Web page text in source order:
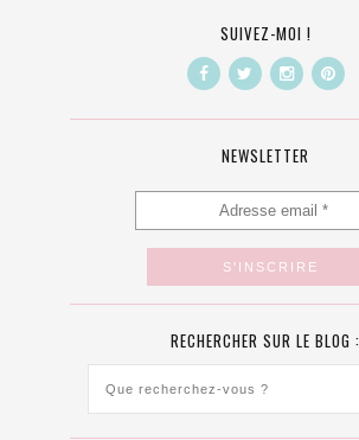
SUIVEZ-MOI !
NEWSLETTER
RECHERCHER SUR LE BLOG :